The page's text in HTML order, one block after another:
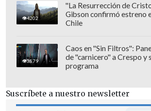
4202
"La Resurrección de
Gibson confirmó estreno
Chile
3879
Caos en "Sin Filtros":
de "carnicero" a Crespo y
programa
Suscríbete a nuestro newsletter